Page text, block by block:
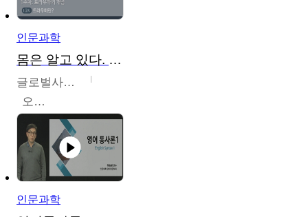
인문과학
몸은 알고 있다. 트라우마의 흔적
글로벌사이버대학교
오주원
인문과학